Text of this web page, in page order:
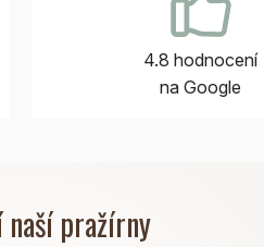
4.8 hodnocení
na Google
naší pražírny